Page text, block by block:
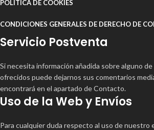
POLÍTICA DE COOKIES
CONDICIONES GENERALES DE DERECHO DE
Servicio Postventa
Si necesita información añadida sobre alguno
ofrecidos puede dejarnos sus comentarios
encontrará en el apartado de Contacto.
Uso de la Web y Envíos
Para cualquier duda respecto al uso de